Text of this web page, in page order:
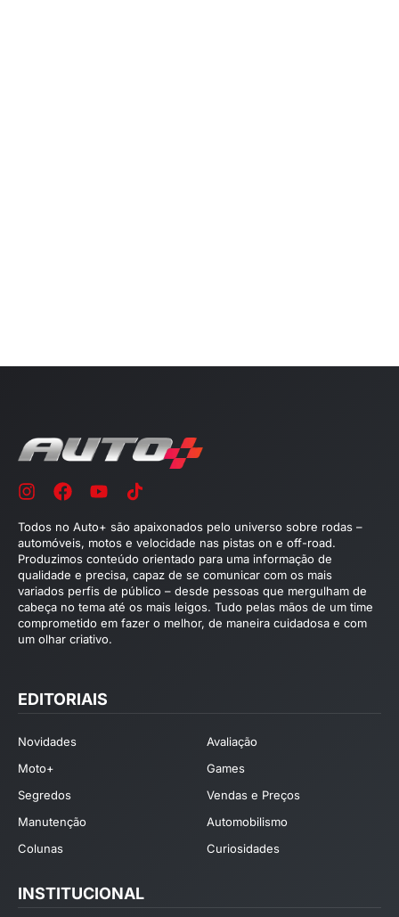
Todos no Auto+ são apaixonados pelo universo sobre rodas –
automóveis, motos e velocidade nas pistas on e off-road.
Produzimos conteúdo orientado para uma informação de
qualidade e precisa, capaz de se comunicar com os mais
variados perfis de público – desde pessoas que mergulham de
cabeça no tema até os mais leigos. Tudo pelas mãos de um time
comprometido em fazer o melhor, de maneira cuidadosa e com
um olhar criativo.
EDITORIAIS
Novidades
Avaliação
Moto+
Games
Segredos
Vendas e Preços
Manutenção
Automobilismo
Colunas
Curiosidades
INSTITUCIONAL